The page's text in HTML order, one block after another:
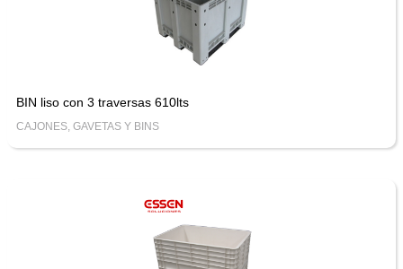
BIN liso con 3 traversas 610lts
CAJONES, GAVETAS Y BINS